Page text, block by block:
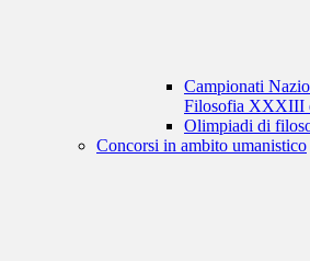
Campionati
Filosofia XXXIII
Olimpiadi di
Concorsi in ambito umanistico